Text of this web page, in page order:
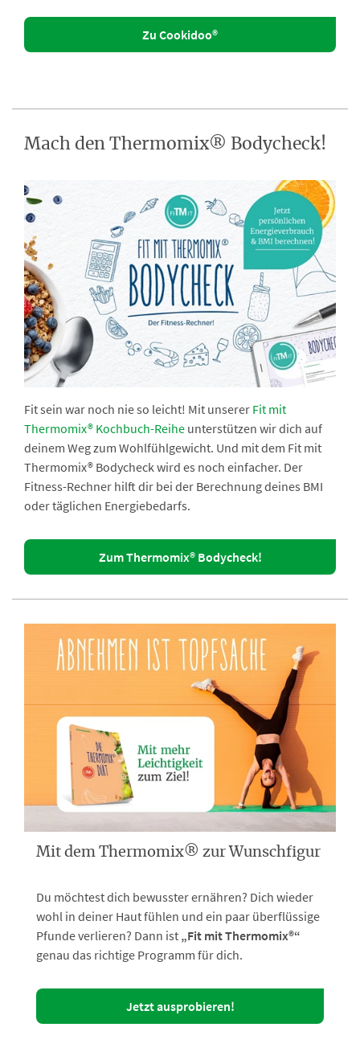
Zu Cookidoo®
Mach den Thermomix® Bodycheck!
Fit sein war noch nie so leicht! Mit unserer Fit mit
Thermomix® Kochbuch-Reihe unterstützen wir dich auf
deinem Weg zum Wohlfühlgewicht. Und mit dem Fit mit
Thermomix® Bodycheck wird es noch einfacher. Der
Fitness-Rechner hilft dir bei der Berechnung deines BMI
oder täglichen Energiebedarfs.
Zum Thermomix® Bodycheck!
Mit dem Thermomix® zur Wunschfigur
Du möchtest dich bewusster ernähren? Dich wieder
wohl in deiner Haut fühlen und ein paar überflüssige
Pfunde verlieren? Dann ist „Fit mit Thermomix®“
genau das richtige Programm für dich.
Jetzt ausprobieren!